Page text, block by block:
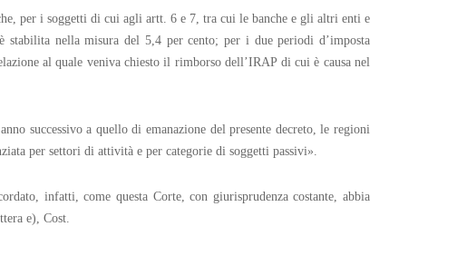
per i soggetti di cui agli artt. 6 e 7, tra cui le banche e gli altri enti e
stabilita nella misura del 5,4 per cento; per i due periodi d’imposta
al quale veniva chiesto il rimborso dell’IRAP di cui è causa nel
successivo a quello di emanazione del presente decreto, le regioni
per settori di attività e per categorie di soggetti passivi».
infatti, come questa Corte, con giurisprudenza costante, abbia
e), Cost.